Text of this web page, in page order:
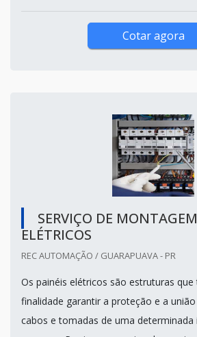
Cotar agora
SERVIÇO DE
ELÉTRICOS
REC AUTOMAÇÃO / GUARAPUAVA - PR
Os painéis elétricos são estruturas
finalidade garantir a proteção e a
cabos e tomadas de uma determinada